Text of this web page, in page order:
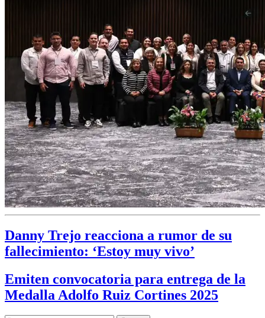
Danny Trejo reacciona a rumor de su
fallecimiento: ‘Estoy muy vivo’
Emiten convocatoria para entrega de la
Medalla Adolfo Ruiz Cortines 2025